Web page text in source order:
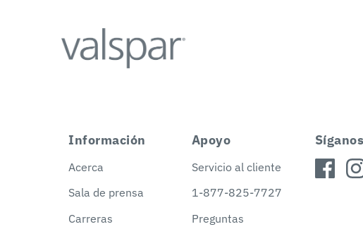
Información
Acerca
Sala de prensa
Carreras
Apoyo
Servicio al cliente
1-877-825-7727
Preguntas
Síganos